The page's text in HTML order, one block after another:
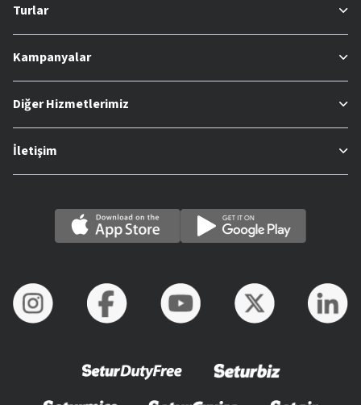
Turlar
Kampanyalar
Diğer Hizmetlerimiz
İletişim